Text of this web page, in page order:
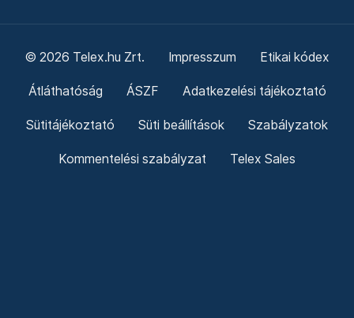
© 2026 Telex.hu Zrt. Impresszum Etikai kódex
Átláthatóság ÁSZF Adatkezelési tájékoztató
Sütitájékoztató Süti beállítások Szabályzatok
Kommentelési szabályzat Telex Sales